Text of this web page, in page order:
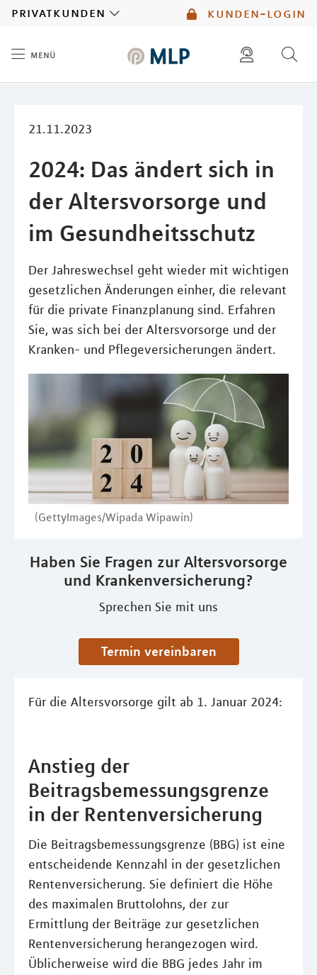
kunden-login
privatkunden
menü
21.11.2023
2024: Das ändert sich in
der Altersvorsorge und
im Gesundheitsschutz
Der Jahreswechsel geht wieder mit wichtigen
gesetzlichen Änderungen einher, die relevant
für die private Finanzplanung sind. Erfahren
Sie, was sich bei der Altersvorsorge und der
Kranken- und Pflegeversicherungen ändert.
(GettyImages/Wipada Wipawin)
Haben Sie Fragen zur Altersvorsorge
und Krankenversicherung?
Sprechen Sie mit uns
Termin vereinbaren
Für die Altersvorsorge gilt ab 1. Januar 2024:
Anstieg der
Beitragsbemessungsgrenze
in der Rentenversicherung
Die Beitragsbemessungsgrenze (BBG) ist eine
entscheidende Kennzahl in der gesetzlichen
Rentenversicherung. Sie definiert die Höhe
des maximalen Bruttolohns, der zur
Ermittlung der Beiträge zur gesetzlichen
Rentenversicherung herangezogen wird.
Üblicherweise wird die BBG jedes Jahr im